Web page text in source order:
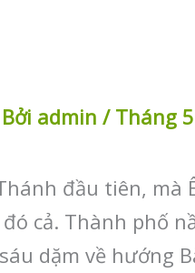
admin / Tháng
đầu tiên, mà
cả. Thành phố
dặm về hướng